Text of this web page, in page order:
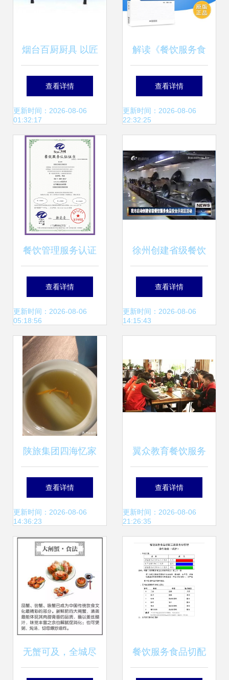
烟台百厨厨具 以匠
心厨具赋能餐饮服
务新高度
查看详情
更新时间：2026-08-06
01:32:17
解读《餐饮服务食
品安全操作规范
（修订版） 释义与
中国质检出版社版
本为基础
查看详情
更新时间：2026-08-06
22:32:25
餐饮管理服务认证
办理流程全解析
查看详情
更新时间：2026-08-06
05:18:56
徐州创建省级餐饮
服务食品安全示范
区 图餐饮服务
查看详情
更新时间：2026-08-06
14:15:43
陕旅集团四海忆家
精品酒店餐厅服务
全攻略
查看详情
更新时间：2026-08-06
14:36:23
翼众教育餐饮服务
体系 打造专业服务
人才的孵化基地
查看详情
更新时间：2026-08-06
21:26:35
无蟹可及，全城尽 餐饮服务食品切配